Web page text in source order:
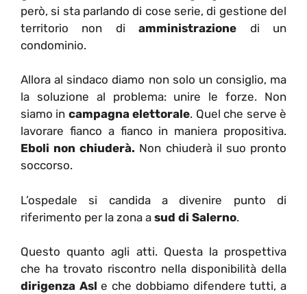
però, si sta parlando di cose serie, di gestione del
territorio non diamministrazione di un
condominio.
Allora al sindaco diamo non solo un consiglio, ma
la soluzione al problema: unire le forze. Non
siamo in campagna elettorale. Quel che serve è
lavorare fianco a fianco in maniera propositiva.
Eboli non chiuderà. Non chiuderà il suo pronto
soccorso.
L’ospedale si candida a divenire punto di
riferimento per la zona a sud di Salerno.
Questo quanto agli atti. Questa la prospettiva
che ha trovato riscontro nella disponibilità della
dirigenza Asle che dobbiamo difendere tutti, a